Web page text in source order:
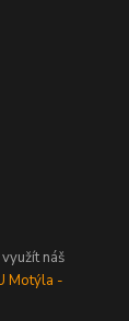
náš
Motýla -